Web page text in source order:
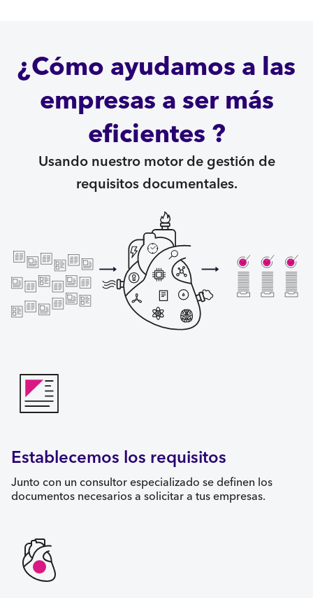
¿Cómo ayudamos a las
empresas a ser más
eficientes ?
Usando nuestro motor de gestión de
requisitos documentales.
Establecemos los requisitos
Junto con un consultor especializado se definen los
documentos necesarios a solicitar a tus empresas.